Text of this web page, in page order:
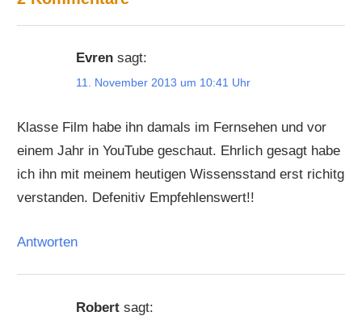
Evren sagt:
11. November 2013 um 10:41 Uhr
Klasse Film habe ihn damals im Fernsehen und vor
einem Jahr in YouTube geschaut. Ehrlich gesagt habe
ich ihn mit meinem heutigen Wissensstand erst richitg
verstanden. Defenitiv Empfehlenswert!!
Antworten
Robert sagt: